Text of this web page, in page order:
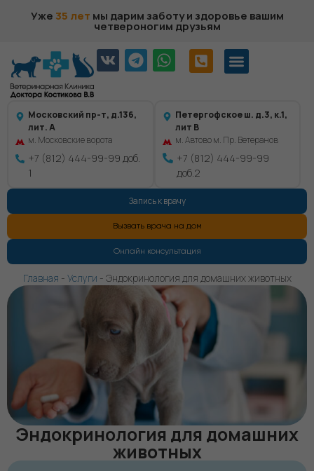
Уже 35 лет мы дарим заботу и здоровье вашим
четвероногим друзьям
Московский пр-т, д.136,
лит. А
м. Московские ворота
+7 (812) 444-99-99 доб.
1
Петергофское ш. д.3, к.1,
лит В
м. Автово м. Пр. Ветеранов
+7 (812) 444-99-99
доб.2
Запись к врачу
Вызвать врача на дом
Онлайн консультация
Главная - Услуги - Эндокринология для домашних животных
Эндокринология для домашних
животных